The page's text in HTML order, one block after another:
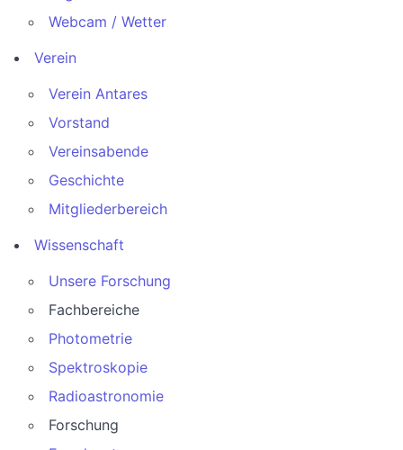
Webcam / Wetter
Verein
Verein Antares
Vorstand
Vereinsabende
Geschichte
Mitgliederbereich
Wissenschaft
Unsere Forschung
Fachbereiche
Photometrie
Spektroskopie
Radioastronomie
Forschung